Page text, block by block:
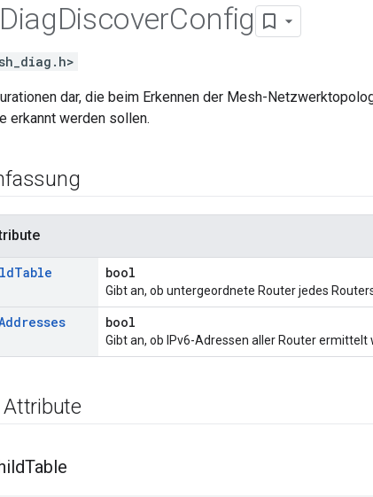
DiagDiscoverConfig
dar, die beim Erkennen der Mesh-
erkannt werden sollen.
Table bool
Gibt an, ob untergeordnete Router jedes
bool
Gibt an, ob IPv6-Adressen aller Router ermittelt
Table